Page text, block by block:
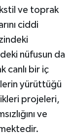
ve toprak
ciddi
nüfusun da
canlı bir iç
yürüttüğü
projeleri,
ve